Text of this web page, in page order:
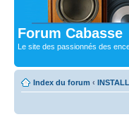
Forum Cabasse
Le site des passionnés des
Index du forum ‹